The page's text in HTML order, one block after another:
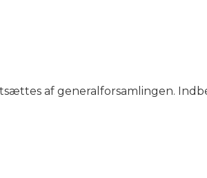
af generalforsamlingen.